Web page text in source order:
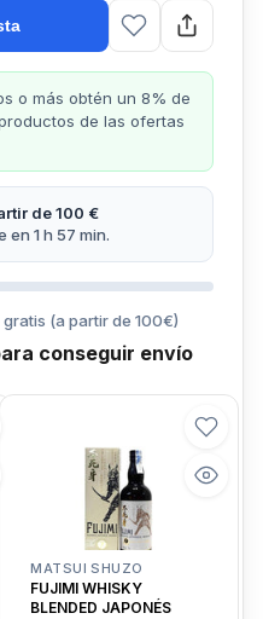
o más obtén un 8% de
de las ofertas
de 100 €
en 1 h 57 min.
(a partir de 100€)
conseguir envío
MATSUI SHUZO
FUJIMI WHISKY
BLENDED JAPONÉS